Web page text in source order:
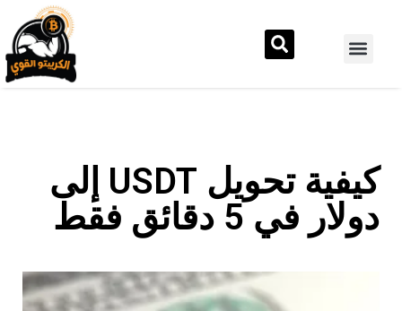
كيفية تحويل USDT إلى
دولار في 5 دقائق فقط